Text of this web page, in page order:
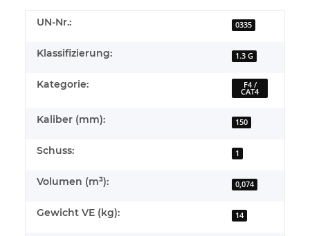
UN-Nr.: 0335
Klassifizierung: 1.3 G
Kategorie: F4 /
CAT4
Kaliber (mm): 150
Schuss: 1
Volumen (m³): 0,074
Gewicht VE (kg): 14